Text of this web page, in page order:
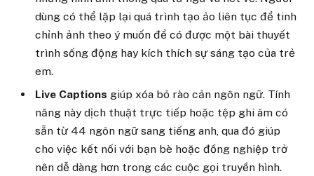
dùng có thể lặp lại quá trình tạo ảo liên tục để tinh
chỉnh ảnh theo ý muốn để có được một bài thuyết
trình sống động hay kích thích sự sáng tạo của trẻ
em.
Live Captions giúp xóa bỏ rào cản ngôn ngữ. Tính
năng này dịch thuật trực tiếp hoặc tệp ghi âm có
sẵn từ 44 ngôn ngữ sang tiếng anh, qua đó giúp
cho việc kết nối với bạn bè hoặc đồng nghiệp trở
nên dễ dàng hơn trong các cuộc gọi truyền hình.